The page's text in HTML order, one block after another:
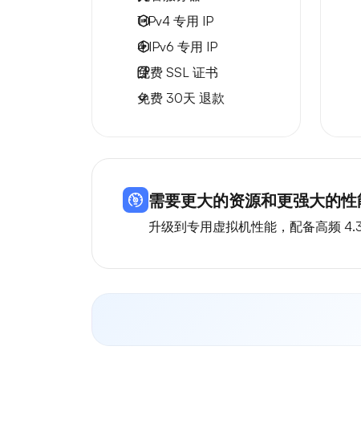
1 IPv4 专用 IP
4 IPv6 专用 IP
免费 SSL 证书
免费 30天 退款
需要更大的资源和更强大的性
升级到专用虚拟机性能，配备高频